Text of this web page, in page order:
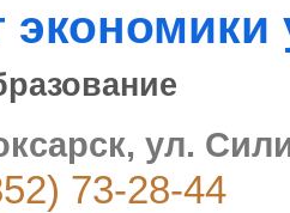
ул.
73-28-44